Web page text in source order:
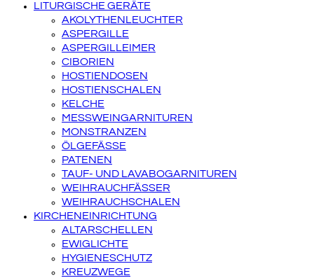
LITURGISCHE GERÄTE
AKOLYTHENLEUCHTER
ASPERGILLE
ASPERGILLEIMER
CIBORIEN
HOSTIENDOSEN
HOSTIENSCHALEN
KELCHE
MESSWEINGARNITUREN
MONSTRANZEN
ÖLGEFÄSSE
PATENEN
TAUF- UND LAVABOGARNITUREN
WEIHRAUCHFÄSSER
WEIHRAUCHSCHALEN
KIRCHENEINRICHTUNG
ALTARSCHELLEN
EWIGLICHTE
HYGIENESCHUTZ
KREUZWEGE